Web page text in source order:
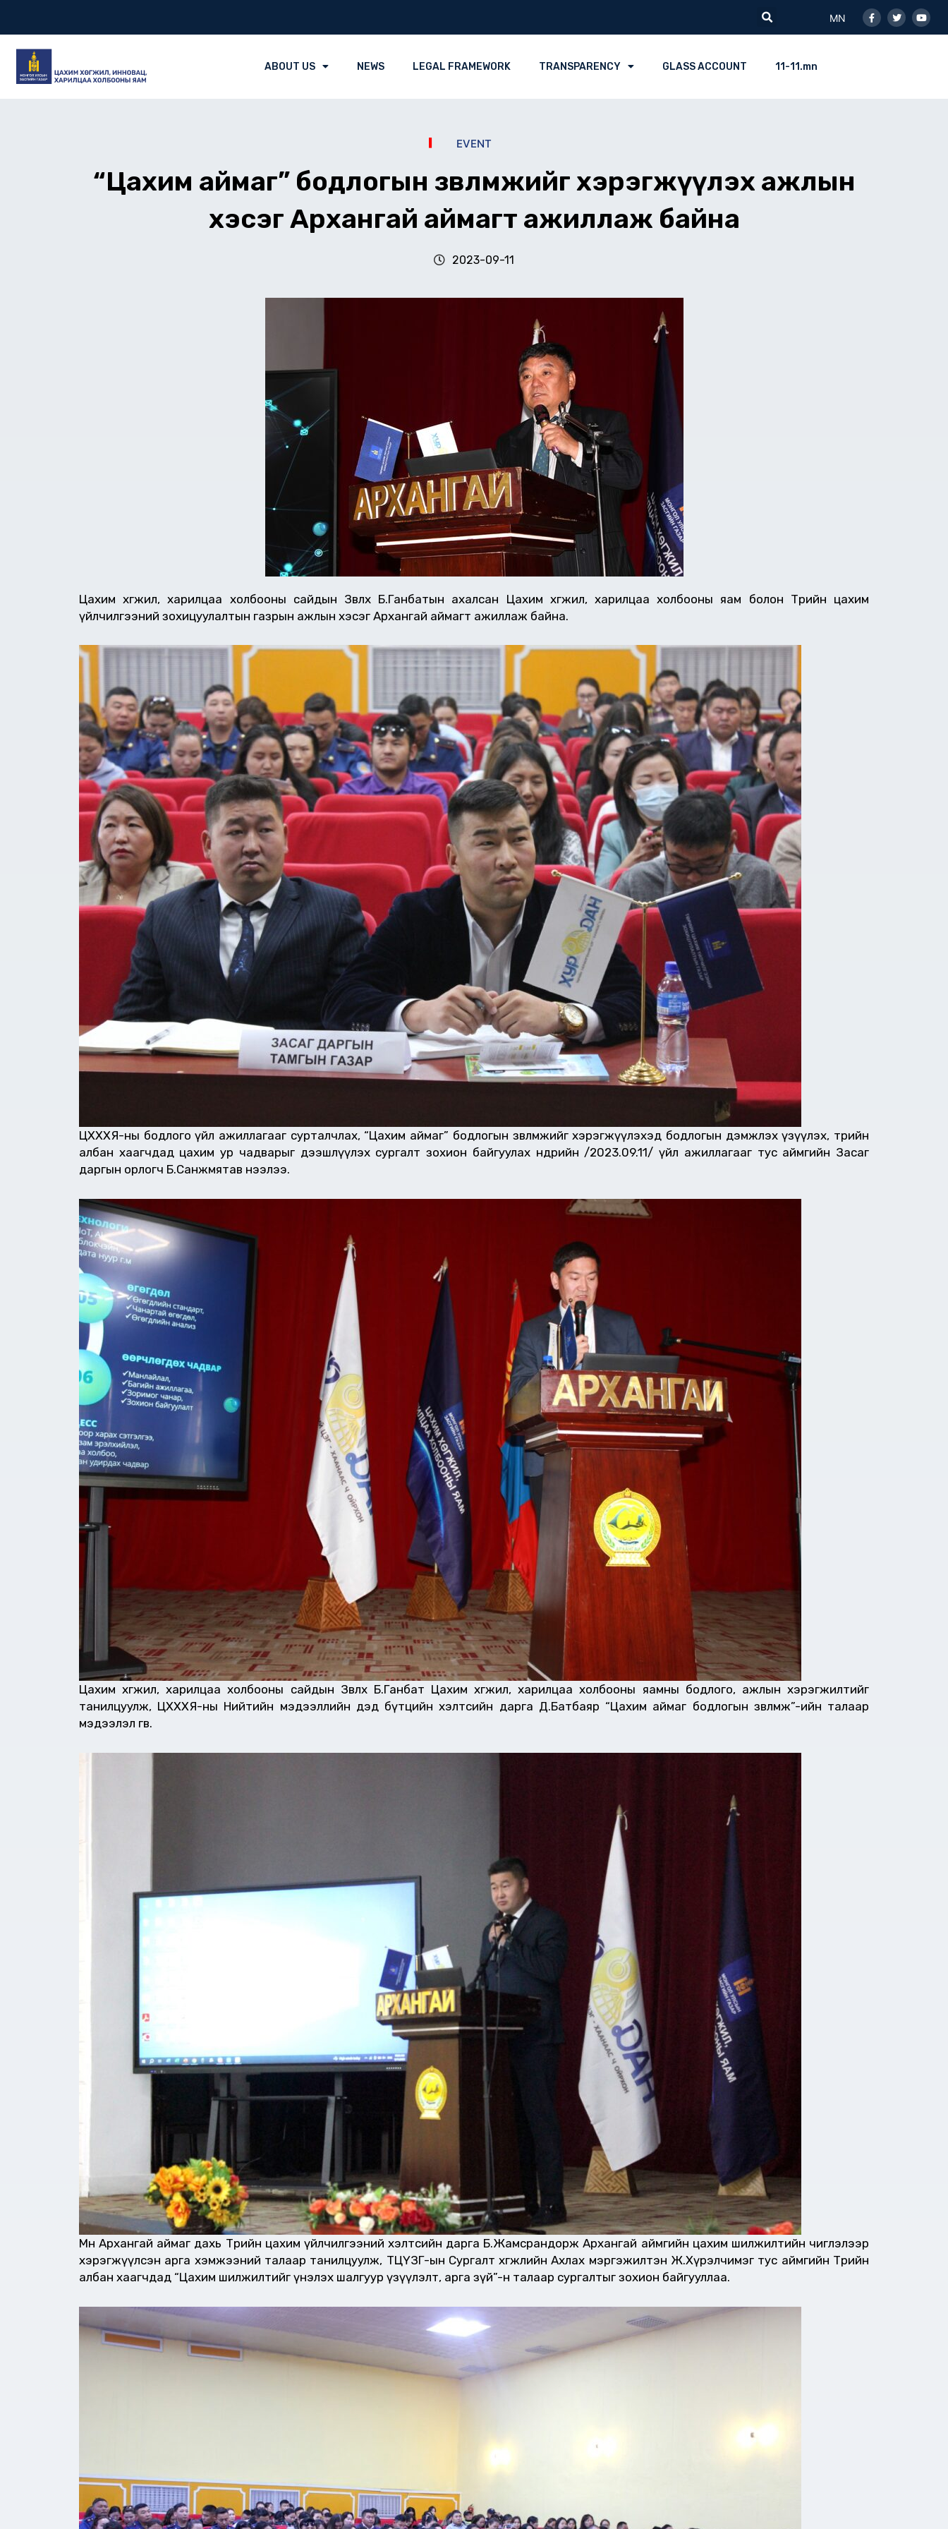
Search
MN
f
ABOUT US NEWS LEGAL FRAMEWORK TRANSPARENCY GLASS ACCOUNT 11-11.mn
EVENT
“Цахим аймаг” бодлогын зөвлөмжийг хэрэгжүүлэх ажлын
хэсэг Архангай аймагт ажиллаж байна
2023-09-11
Цахим хөгжил, харилцаа холбооны сайдын Зөвлөх Б.Ганбатын ахалсан Цахим хөгжил, харилцаа холбооны яам болон Төрийн цахим
үйлчилгээний зохицуулалтын газрын ажлын хэсэг Архангай аймагт ажиллаж байна.
ЦХХХЯ-ны бодлого үйл ажиллагааг сурталчлах, “Цахим аймаг” бодлогын зөвлөмжийг хэрэгжүүлэхэд бодлогын дэмжлэх үзүүлэх, төрийн
албан хаагчдад цахим ур чадварыг дээшлүүлэх сургалт зохион байгуулах өнөөдрийн /2023.09.11/ үйл ажиллагааг тус аймгийн Засаг
даргын орлогч Б.Санжмятав нээлээ.
Цахим хөгжил, харилцаа холбооны сайдын Зөвлөх Б.Ганбат Цахим хөгжил, харилцаа холбооны яамны бодлого, ажлын хэрэгжилтийг
танилцуулж, ЦХХХЯ-ны Нийтийн мэдээллийн дэд бүтцийн хэлтсийн дарга Д.Батбаяр “Цахим аймаг бодлогын зөвлөмж”-ийн талаар
мэдээлэл өгөв.
Мөн Архангай аймаг дахь Төрийн цахим үйлчилгээний хэлтсийн дарга Б.Жамсрандорж Архангай аймгийн цахим шилжилтийн чиглэлээр
хэрэгжүүлсэн арга хэмжээний талаар танилцуулж, ТЦҮЗГ-ын Сургалт хөгжлийн Ахлах мэргэжилтэн Ж.Хүрэлчимэг тус аймгийн Төрийн
албан хаагчдад “Цахим шилжилтийг үнэлэх шалгуур үзүүлэлт, арга зүй”-н талаар сургалтыг зохион байгууллаа.